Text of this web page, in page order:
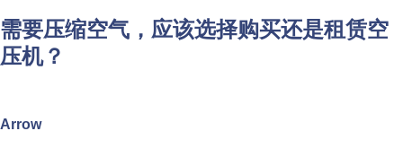
需要压缩空气，应该选择购买还是租赁空
压机？
Arrow